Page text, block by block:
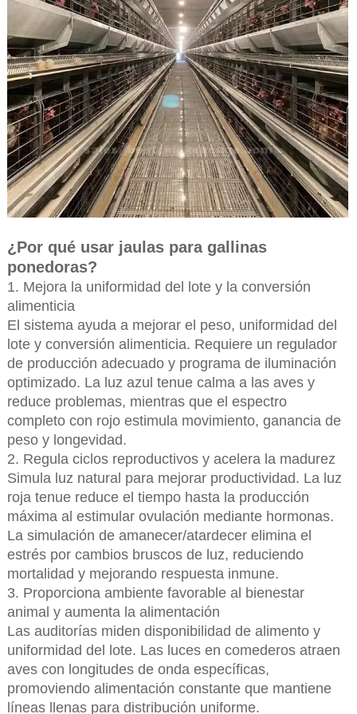
¿Por qué usar jaulas para gallinas
ponedoras?
1. Mejora la uniformidad del lote y la conversión
alimenticia
El sistema ayuda a mejorar el peso, uniformidad del
lote y conversión alimenticia. Requiere un regulador
de producción adecuado y programa de iluminación
optimizado. La luz azul tenue calma a las aves y
reduce problemas, mientras que el espectro
completo con rojo estimula movimiento, ganancia de
peso y longevidad.
2. Regula ciclos reproductivos y acelera la madurez
Simula luz natural para mejorar productividad. La luz
roja tenue reduce el tiempo hasta la producción
máxima al estimular ovulación mediante hormonas.
La simulación de amanecer/atardecer elimina el
estrés por cambios bruscos de luz, reduciendo
mortalidad y mejorando respuesta inmune.
3. Proporciona ambiente favorable al bienestar
animal y aumenta la alimentación
Las auditorías miden disponibilidad de alimento y
uniformidad del lote. Las luces en comederos atraen
aves con longitudes de onda específicas,
promoviendo alimentación constante que mantiene
líneas llenas para distribución uniforme.